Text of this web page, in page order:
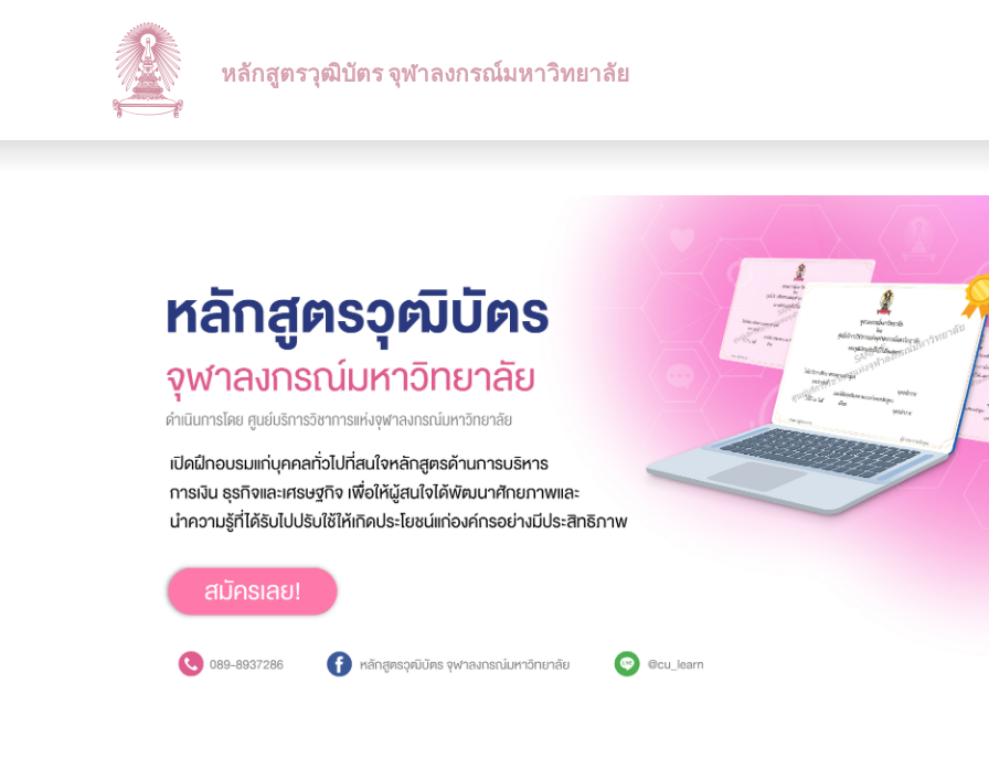
หลักสูตรวุฒิบัตร จุฬาลงกรณ์มหาวิทยาลัย